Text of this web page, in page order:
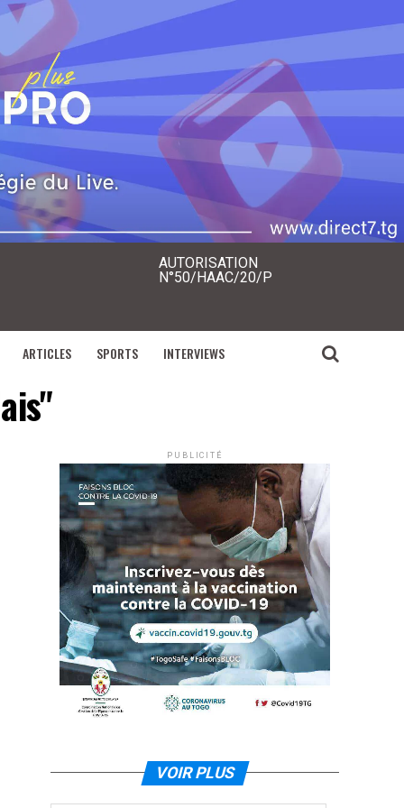
AUTORISATION
N°50/HAAC/20/P
ARTICLES SPORTS INTERVIEWS
PUBLICITÉ
VOIR PLUS